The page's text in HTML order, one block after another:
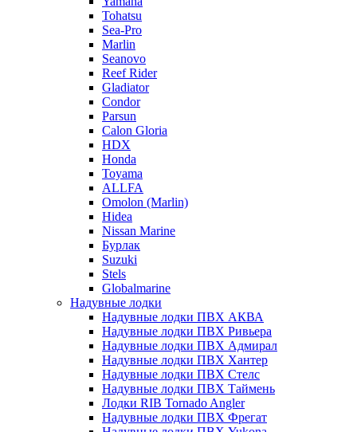
Tohatsu
Sea-Pro
Marlin
Seanovo
Reef Rider
Gladiator
Condor
Parsun
Calon Gloria
HDX
Honda
Toyama
ALLFA
Omolon (Marlin)
Hidea
Nissan Marine
Бурлак
Suzuki
Stels
Globalmarine
Надувные лодки
Надувные лодки ПВХ АКВА
Надувные лодки ПВХ Ривьера
Надувные лодки ПВХ Адмирал
Надувные лодки ПВХ Хантер
Надувные лодки ПВХ Стелс
Надувные лодки ПВХ Таймень
Лодки RIB Tornado Angler
Надувные лодки ПВХ Фрегат